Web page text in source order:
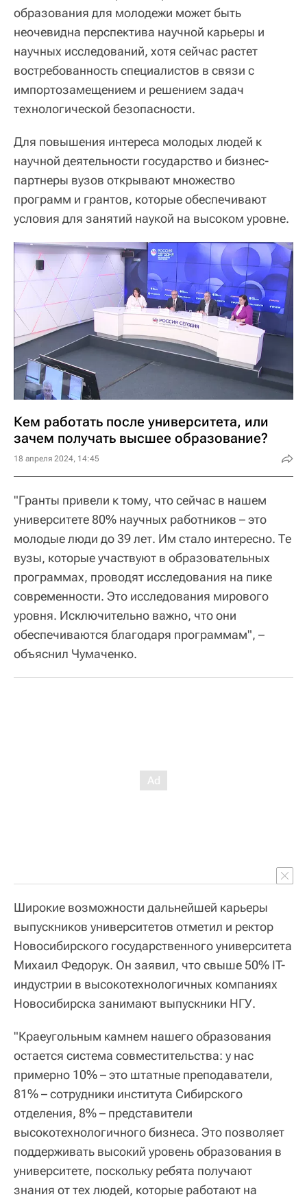
образования для молодежи может быть
неочевидна перспектива научной карьеры и
научных исследований, хотя сейчас растет
востребованность специалистов в связи с
импортозамещением и решением задач
технологической безопасности.
Для повышения интереса молодых людей к
научной деятельности государство и бизнес-
партнеры вузов открывают множество
программ и грантов, которые обеспечивают
условия для занятий наукой на высоком уровне.
Кем работать после университета, или
зачем получать высшее образование?
18 апреля 2024, 14:45
"Гранты привели к тому, что сейчас в нашем
университете 80% научных работников – это
молодые люди до 39 лет. Им стало интересно. Те
вузы, которые участвуют в образовательных
программах, проводят исследования на пике
современности. Это исследования мирового
уровня. Исключительно важно, что они
обеспечиваются благодаря программам", –
объяснил Чумаченко.
Широкие возможности дальнейшей карьеры
выпускников университетов отметил и ректор
Новосибирского государственного университета
Михаил Федорук. Он заявил, что свыше 50% IT-
индустрии в высокотехнологичных компаниях
Новосибирска занимают выпускники НГУ.
"Краеугольным камнем нашего образования
остается система совместительства: у нас
примерно 10% – это штатные преподаватели,
81% – сотрудники института Сибирского
отделения, 8% – представители
высокотехнологичного бизнеса. Это позволяет
поддерживать высокий уровень образования в
университете, поскольку ребята получают
знания от тех людей, которые работают на